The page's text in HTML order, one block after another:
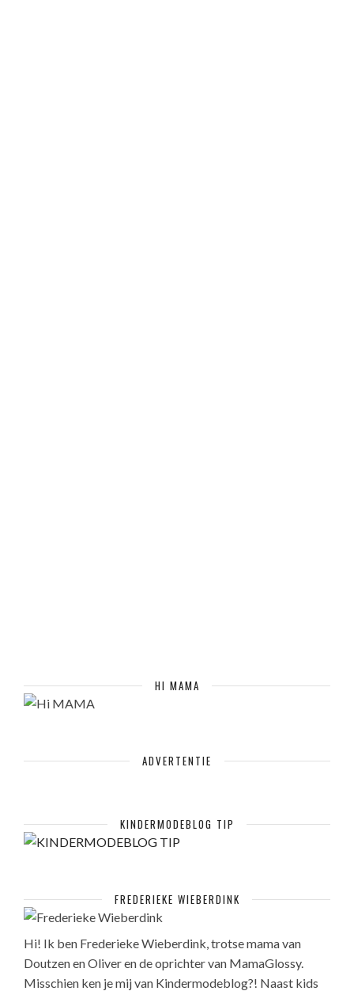
HI MAMA
ADVERTENTIE
KINDERMODEBLOG TIP
FREDERIEKE WIEBERDINK
Hi! Ik ben Frederieke Wieberdink, trotse mama van
Doutzen en Oliver en de oprichter van MamaGlossy.
Misschien ken je mij van Kindermodeblog?! Naast kids